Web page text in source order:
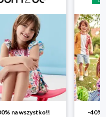
na wszystko!! -40%